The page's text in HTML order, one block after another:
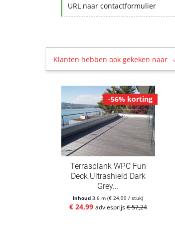
URL naar contactformulier
Klanten hebben ook gekeken naar
-56% korting
Terrasplank WPC Fun
Deck Ultrashield Dark
Grey...
Inhoud3.6 m(€ 24,99 / stuk)
€ 24,99 adviesprijs€ 57,24